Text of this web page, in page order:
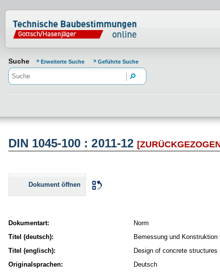
Normenportal Barrierefreiheit
Suche Erweiterte Suche Geführte Suche
DIN 1045-100 : 2011-12
Dokument öffnen
Dokumentart:
Norm
Titel (deutsch):
Bemessung und
Titel (englisch):
Design of concrete
Originalsprachen:
Deutsch